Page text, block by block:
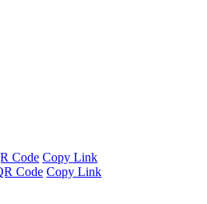
Code Copy Link
Code Copy Link